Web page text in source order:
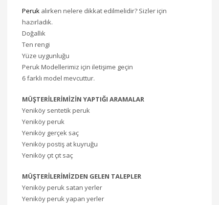
Peruk alırken nelere dikkat edilmelidir? Sizler için
hazırladık.
Doğallık
Ten rengi
Yüze uygunluğu
Peruk Modellerimiz için iletişime geçin
6 farklı model mevcuttur.
MÜŞTERİLERİMİZİN YAPTIĞI ARAMALAR
Yeniköy sentetik peruk
Yeniköy peruk
Yeniköy gerçek saç
Yeniköy postiş at kuyruğu
Yeniköy çıt çıt saç
MÜŞTERİLERİMİZDEN GELEN TALEPLER
Yeniköy peruk satan yerler
Yeniköy peruk yapan yerler